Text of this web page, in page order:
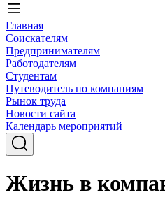
Главная
Соискателям
Предпринимателям
Работодателям
Студентам
Путеводитель по компаниям
Рынок труда
Новости сайта
Календарь мероприятий
Жизнь в